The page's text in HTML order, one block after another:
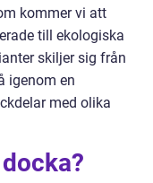
kommer vi att
till ekologiska
skiljer sig från
igenom en
med olika